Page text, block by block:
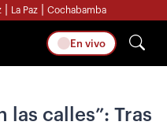
La Paz Cochabamba
En vivo
las calles”: Tras